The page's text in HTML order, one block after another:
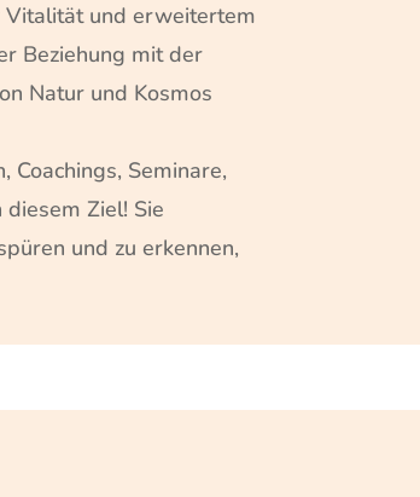
Vitalität und erweitertem
Beziehung mit der
Natur und Kosmos
Coachings, Seminare,
Ziel! Sie
und zu erkennen,